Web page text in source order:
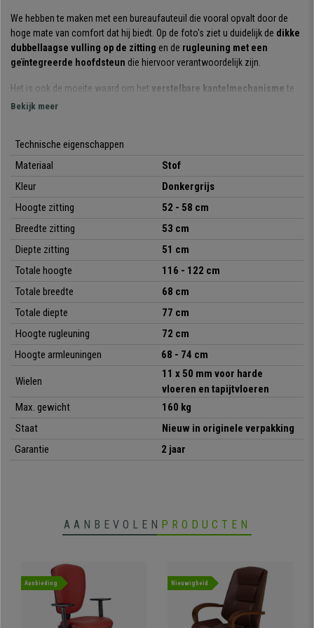
We hebben te maken met een bureaufauteuil die vooral opvalt door de
hoge mate van comfort dat hij biedt. Op de foto's ziet u duidelijk de dikke
dubbellaagse vulling op de zitting en de rugleuning met een
geïntegreerde hoofdsteun die hiervoor verantwoordelijk zijn.
Het is ook de moeite waard om het verstelbare kantelmechanisme te
vermelden. Dit systeem zorgt voor
Het zorgvuldige ontwerp van dit model is
klassiek en tegelijkertijd
gecapitonneerde armleuningen
maken hem zeer aantrekkelijk.
Dit model is vervaardigd met hoogwaardige materialen
onderstel zijn van metaal en zijn samen belastbaar tot 160 kg. De stoel is
bekleed met
hoogwaardige, onderhoudsvriendelijke stof
verkrijgbaar is in verschillende kleuren.
is om vele jaren mee te gaan. Bij
bureaustoelpro
tegen een onverslaanbare prijs. Profiteer van deze kans en geniet snel van
een luxe directiestoel voor de beste prijs!
• Verstelbaar kantelmechanisme
• Bekleed met hoogwaardige stof
•Dikke en comfortabele vulling
• Zeer stabiel en stevig metalen onderstel
Bekijk meer
Technische eigenschappen
Materiaal
Stof
Kleur
Donkergrijs
Hoogte zitting
52 - 58 cm
Breedte zitting
53 cm
Diepte zitting
51 cm
Totale hoogte
116 - 122 cm
Totale breedte
68 cm
Totale diepte
77 cm
Hoogte rugleuning
72 cm
Hoogte armleuningen
68 - 74 cm
Wielen
11 x 50 mm voor harde
vloeren en tapijtvloeren
Max. gewicht
160 kg
Staat
Nieuw in originele verpakking
Garantie
2 jaar
AANBEVOLEN PRODUCTEN
Aanbieding Nieuwigheid